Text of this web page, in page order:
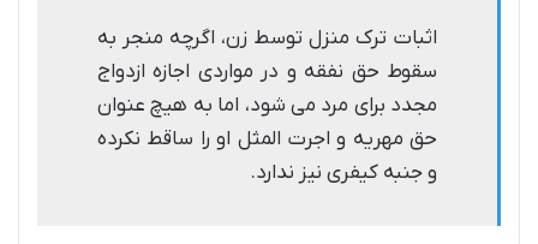
اثبات ترک منزل توسط زن، اگرچه منجر به
سقوط حق نفقه و در مواردی اجازه ازدواج
مجدد برای مرد می شود، اما به هیچ عنوان
حق مهریه و اجرت المثل او را ساقط نکرده
و جنبه کیفری نیز ندارد.